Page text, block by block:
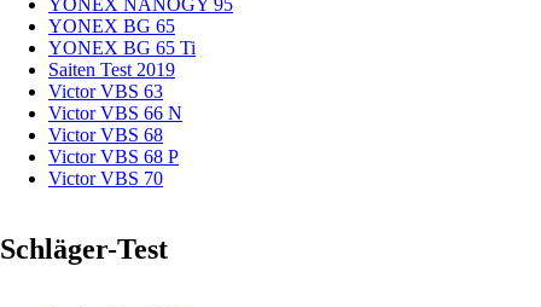
YONEX BG 65
YONEX BG 65 Ti
Saiten Test 2019
Victor VBS 63
Victor VBS 66 N
Victor VBS 68
Victor VBS 68 P
Victor VBS 70
Schläger-Test